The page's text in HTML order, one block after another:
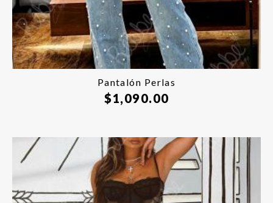
Pantalón Perlas
$1,090.00